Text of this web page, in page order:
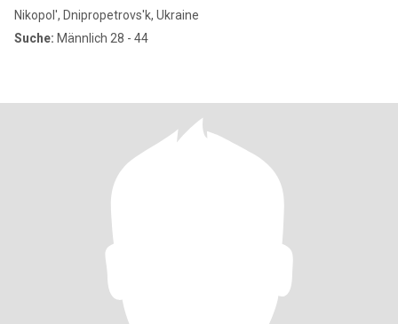
Nikopol', Dnipropetrovs'k, Ukraine
Suche: Männlich 28 - 44